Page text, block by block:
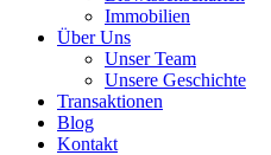
Immobilien
Über Uns
Unser Team
Unsere Geschichte
Transaktionen
Blog
Kontakt